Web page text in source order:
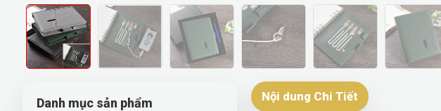
Danh mục sản phẩm Nội dung Chi Tiết